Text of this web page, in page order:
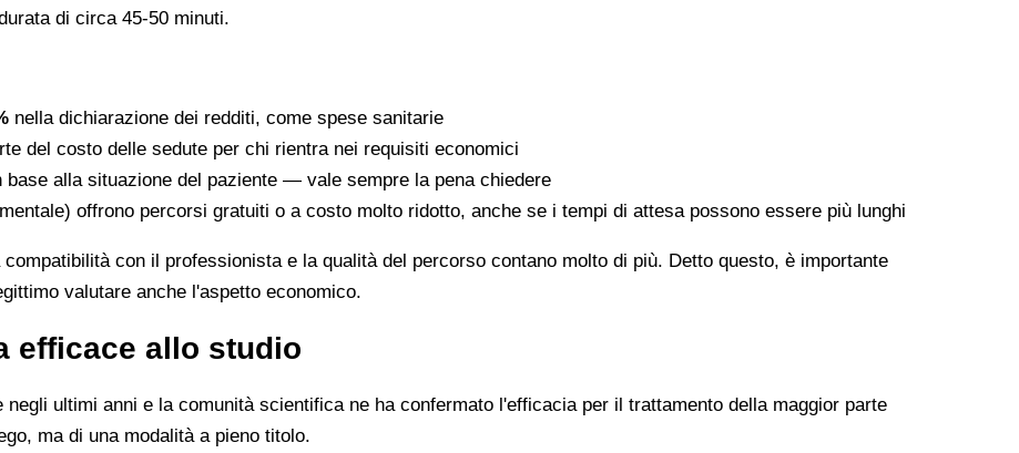
di circa 45-50 minuti.
nella dichiarazione dei redditi, come spese sanitarie
del costo delle sedute per chi rientra nei requisiti economici
base alla situazione del paziente — vale sempre la pena chiedere
offrono percorsi gratuiti o a costo molto ridotto, anche se i tempi di attesa possono essere più lunghi
con il professionista e la qualità del percorso contano molto di più. Detto questo, è importante
valutare anche l'aspetto economico.
efficace allo studio
ultimi anni e la comunità scientifica ne ha confermato l'efficacia per il trattamento della maggior parte
ma di una modalità a pieno titolo.